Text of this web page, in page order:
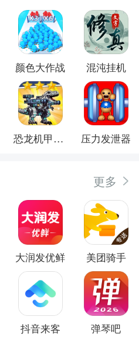
颜色大作战 混沌挂机
恐龙机甲射手 压力发泄器
更多
大润发优鲜 美团骑手
抖音来客 弹琴吧